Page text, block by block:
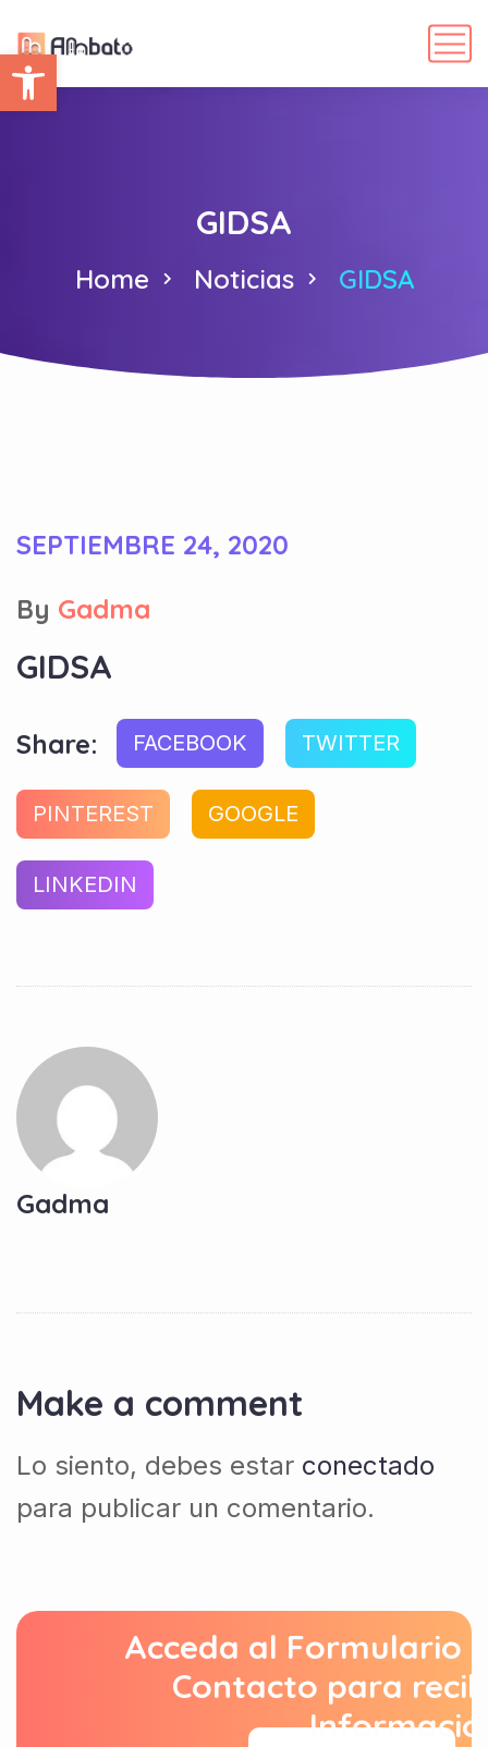
Abrir barra de herramientas
GIDSA
Home Noticias GIDSA
SEPTIEMBRE 24, 2020
By Gadma
GIDSA
Share: FACEBOOK TWITTER
PINTEREST GOOGLE
LINKEDIN
Gadma
Make a comment
Lo siento, debes estar conectado
para publicar un comentario.
Acceda al Formulario
Contacto para